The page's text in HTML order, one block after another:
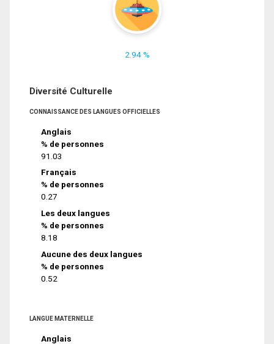
2.94 %
Diversité Culturelle
CONNAISSANCE DES LANGUES OFFICIELLES
Anglais
% de personnes
91.03
Français
% de personnes
0.27
Les deux langues
% de personnes
8.18
Aucune des deux langues
% de personnes
0.52
LANGUE MATERNELLE
Anglais